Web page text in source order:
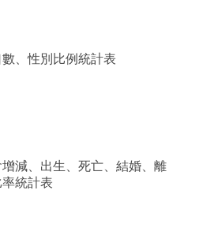
、性別比例統計表
減、出生、死亡、結婚、離
統計表